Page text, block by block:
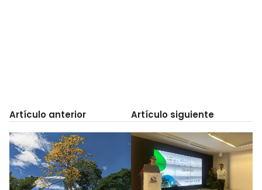
Artículo anterior Artículo siguiente